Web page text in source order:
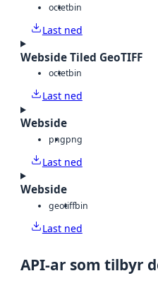
octetbin
Last ned
Webside Tiled GeoTIFF
octetbin
Last ned
Webside
pngpng
Last ned
Webside
geotiffbin
Last ned
API-ar som tilbyr